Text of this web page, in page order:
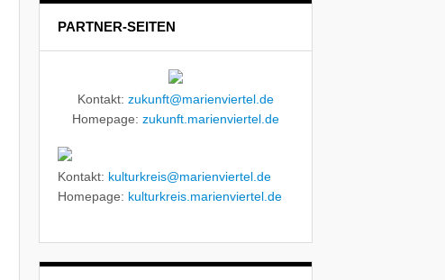
PARTNER-SEITEN
Kontakt: zukunft@marienviertel.de
Homepage: zukunft.marienviertel.de
Kontakt: kulturkreis@marienviertel.de
Homepage: kulturkreis.marienviertel.de